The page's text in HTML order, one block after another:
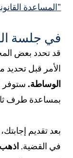
"المساعدة
في جلسة
قد تحدد بعض
الأمر قبل تحديد
الوساطة.ستوفر
بمساعدة طرف
بعد تقديم إجابتك،
في القضية.اذهب